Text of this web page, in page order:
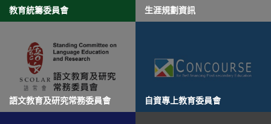
教育統籌委員會 生涯規劃資訊
語文教育及研究常務委員會 自資專上教育委員會